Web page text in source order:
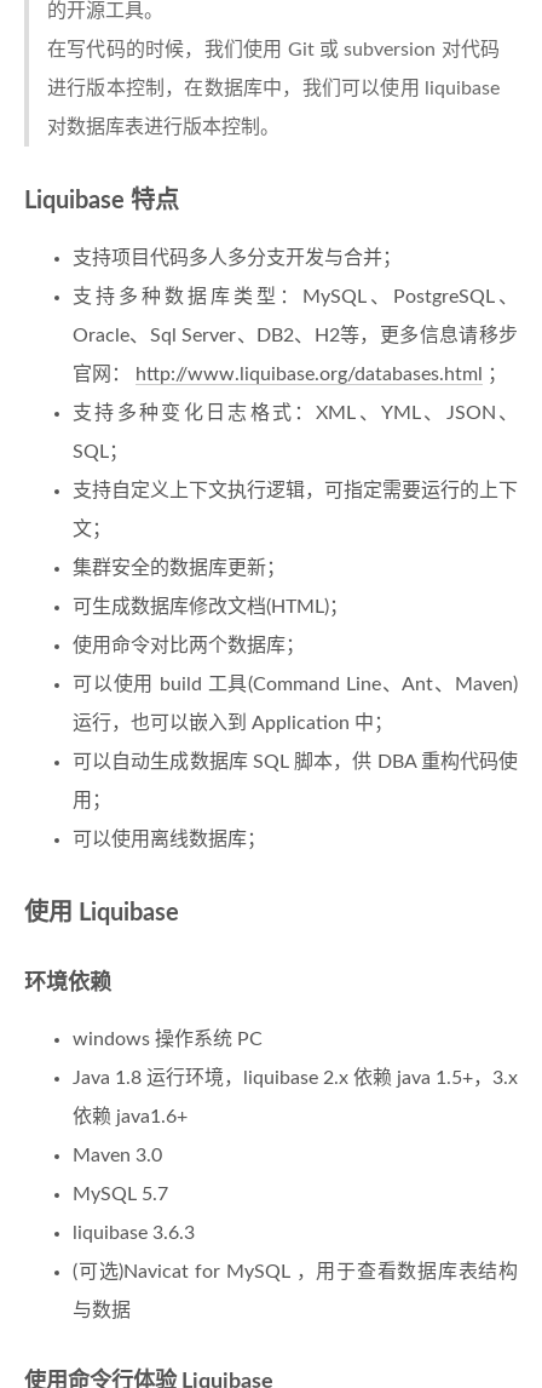
的开源工具。
在写代码的时候，我们使用 Git 或 subversion 对代码
进行版本控制，在数据库中，我们可以使用 liquibase
对数据库表进行版本控制。
Liquibase 特点
支持项目代码多人多分支开发与合并；
支持多种数据库类型：MySQL、PostgreSQL、
Oracle、Sql Server、DB2、H2等，更多信息请移步
官网：
http://www.liquibase.org/databases.html
；
支持多种变化日志格式：XML、YML、JSON、
SQL；
支持自定义上下文执行逻辑，可指定需要运行的上下
文；
集群安全的数据库更新；
可生成数据库修改文档(HTML)；
使用命令对比两个数据库；
可以使用 build 工具(Command Line、Ant、Maven)
运行，也可以嵌入到 Application 中；
可以自动生成数据库 SQL 脚本，供 DBA 重构代码使
用；
可以使用离线数据库；
使用 Liquibase
环境依赖
windows 操作系统 PC
Java 1.8 运行环境，liquibase 2.x 依赖 java 1.5+，3.x
依赖 java1.6+
Maven 3.0
MySQL 5.7
liquibase 3.6.3
(可选)Navicat for MySQL ，用于查看数据库表结构
与数据
使用命令行体验 Liquibase